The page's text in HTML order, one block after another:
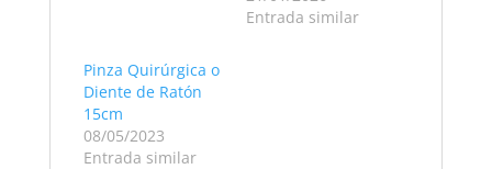
Entrada similar
Pinza Quirúrgica o
Diente de Ratón
15cm
08/05/2023
Entrada similar